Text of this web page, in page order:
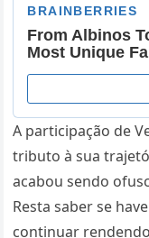
A participação de
tributo à sua
acabou sendo
Resta saber se
continuar